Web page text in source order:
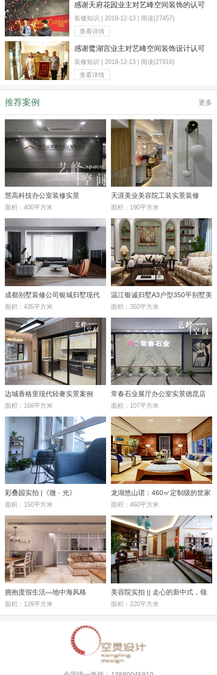
感谢天府花园业主对艺峰空间装饰的认可
装修知识 | 2018-12-13 | 阅读(27457)
查看详情
感谢鹭湖宫业主对艺峰空间装饰设计认可
装修知识 | 2018-12-13 | 阅读(27916)
查看详情
推荐案例 更多
慧高科技办公室装修实景
面积：400平方米
天涯美业美容院工装实景装修
面积：190平方米
成都别墅装修公司银城归墅现代
风格案例鉴赏
面积：435平方米
温江银诚归墅A3户型350平别墅美
式风格效果图鉴赏
面积：350平方米
边城香格里现代轻奢实景案例
面积：168平方米
常春石业展厅办公室实景德昆店
面积：107平方米
彩叠园实拍 |《微 · 光》
面积：150平方米
龙湖悠山珺：460㎡定制级的世家
府邸，优雅极致的东方礼居
面积：460平方米
拥抱度假生活—地中海风格
面积：129平方米
美容院实拍 || 走心的新中式，领
略其独特魅力
面积：220平方米